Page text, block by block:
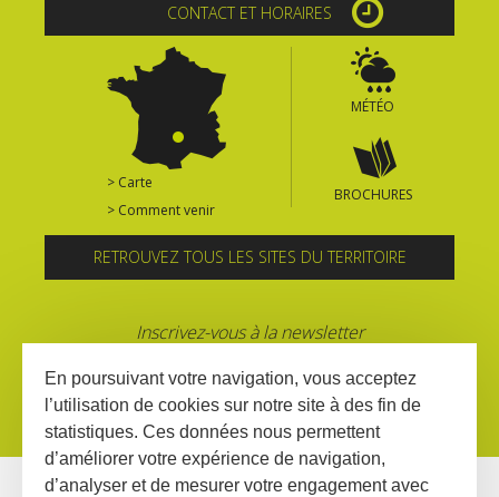
CONTACT ET HORAIRES
> Carte
> Comment venir
MÉTÉO
BROCHURES
RETROUVEZ TOUS LES SITES DU TERRITOIRE
Inscrivez-vous à la newsletter
En poursuivant votre navigation, vous acceptez
l’utilisation de cookies sur notre site à des fin de
statistiques. Ces données nous permettent
d’améliorer votre expérience de navigation,
d’analyser et de mesurer votre engagement avec